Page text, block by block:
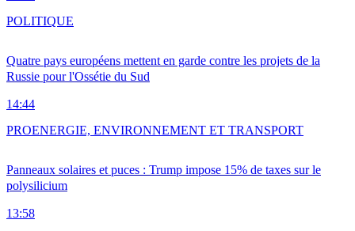
Quatre pays européens mettent en garde contre les projets de la
Russie pour l'Ossétie du Sud
14:44
POLITIQUE
Panneaux solaires et puces : Trump impose 15% de taxes sur le
polysilicium
13:58
PROENERGIE, ENVIRONNEMENT ET TRANSPORT